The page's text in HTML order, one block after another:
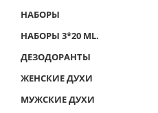
НАБОРЫ
НАБОРЫ 3*20 ML.
ДЕЗОДОРАНТЫ
ЖЕНСКИЕ ДУХИ
МУЖСКИЕ ДУХИ